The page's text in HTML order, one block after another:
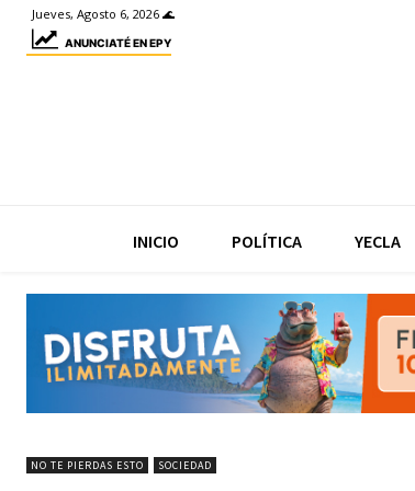
Jueves, Agosto 6, 2026 🌊
ANUNCIATÉ EN EPY
INICIO POLÍTICA YECLA
NO TE PIERDAS ESTO SOCIEDAD